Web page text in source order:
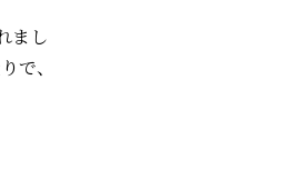
まし
で、